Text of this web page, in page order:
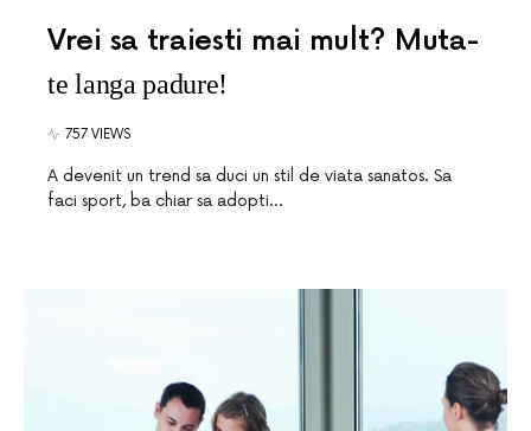
Vrei sa traiesti mai mult? Muta-
te langa padure!
757 VIEWS
A devenit un trend sa duci un stil de viata sanatos. Sa
faci sport, ba chiar sa adopti…